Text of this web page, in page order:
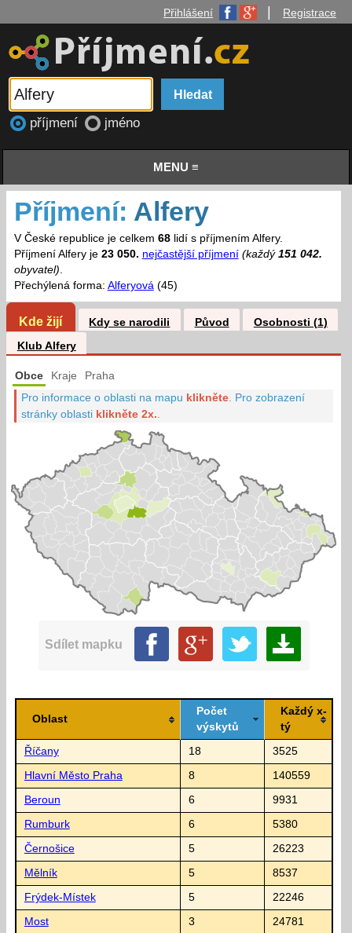
Přihlášení Registrace
příjmení jméno
MENU ≡
Příjmení: Alfery
V České republice je celkem 68lidí s příjmením Alfery.
Příjmení Alfery je 23 050. nejčastější příjmení (každý 151 042.
obyvatel).
Přechýlená forma: Alferyová(45)
Kde žijí Kdy se narodili Původ
Osobnosti (1)
Klub Alfery
Obce Kraje Praha
Pro informace o oblasti na mapu klikněte Pro zobrazení
stránky oblasti klikněte 2x.
Sdílet mapku
Oblast
Počet
výskytů
Každý x-
tý
Říčany 18 3525
Hlavní Město Praha 8 140559
Beroun 6 9931
Rumburk 6 5380
Černošice 5 26223
Mělník 5 8537
Frýdek-Místek 5 22246
Most 3 24781